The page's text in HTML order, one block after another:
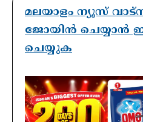
മലയാളം ന്യൂസ്
ജോയിൻ ചെയ്യാൻ
ചെയ്യുക